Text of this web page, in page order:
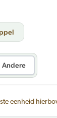
Andere
eenheid